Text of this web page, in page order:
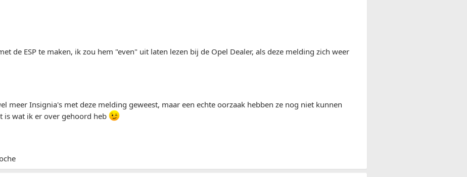
de ESP te maken, ik zou hem "even" uit laten lezen bij de Opel Dealer, als deze melding zich weer
meer Insignia's met deze melding geweest, maar een echte oorzaak hebben ze nog niet kunnen
is wat ik er over gehoord heb